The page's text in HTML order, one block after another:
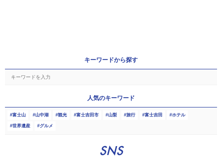
キーワードから探す
人気のキーワード
富士山 山中湖 観光 富士吉田市 山梨 旅行 富士吉田 ホテル
世界遺産 グルメ
SNS